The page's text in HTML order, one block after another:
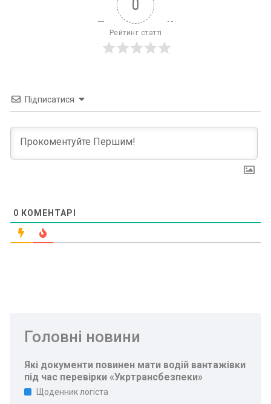
0
Рейтинг статті
Підписатися
0 КОМЕНТАРІ
Головні новини
Які документи повинен мати водій вантажівки
під час перевірки «Укртрансбезпеки»
Щоденник логіста